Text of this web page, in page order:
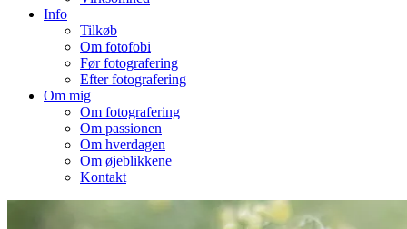
Info
Tilkøb
Om fotofobi
Før fotografering
Efter fotografering
Om mig
Om fotografering
Om passionen
Om hverdagen
Om øjeblikkene
Kontakt